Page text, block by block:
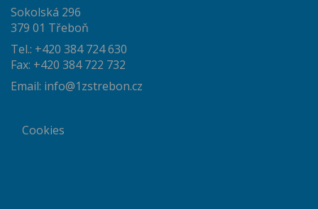
Sokolská 296
379 01 Třeboň
Tel.: +420 384 724 630
Fax: +420 384 722 732
Email: info@1zstrebon.cz
Cookies